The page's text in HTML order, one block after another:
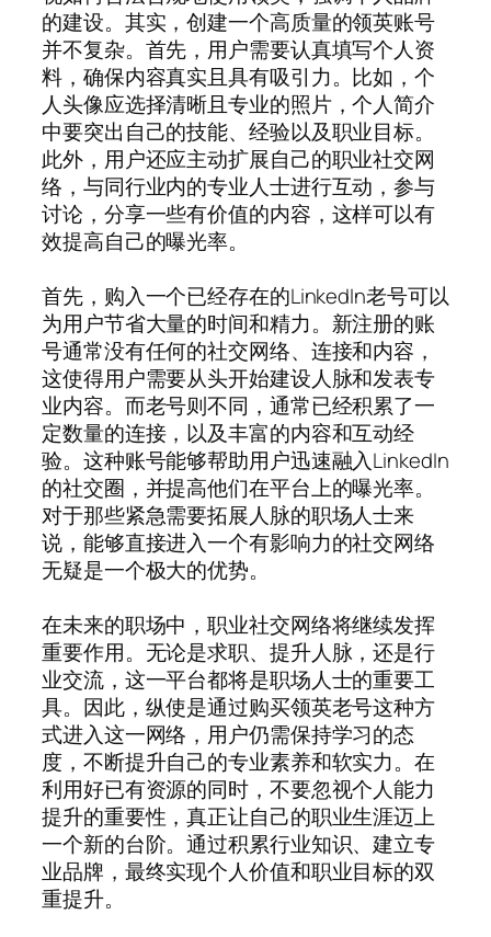
的建设。其实，创建一个高质量的领英账号
并不复杂。首先，用户需要认真填写个人资
料，确保内容真实且具有吸引力。比如，个
人头像应选择清晰且专业的照片，个人简介
中要突出自己的技能、经验以及职业目标。
此外，用户还应主动扩展自己的职业社交网
络，与同行业内的专业人士进行互动，参与
讨论，分享一些有价值的内容，这样可以有
效提高自己的曝光率。
首先，购入一个已经存在的LinkedIn老号可以
为用户节省大量的时间和精力。新注册的账
号通常没有任何的社交网络、连接和内容，
这使得用户需要从头开始建设人脉和发表专
业内容。而老号则不同，通常已经积累了一
定数量的连接，以及丰富的内容和互动经
验。这种账号能够帮助用户迅速融入LinkedIn
的社交圈，并提高他们在平台上的曝光率。
对于那些紧急需要拓展人脉的职场人士来
说，能够直接进入一个有影响力的社交网络
无疑是一个极大的优势。
在未来的职场中，职业社交网络将继续发挥
重要作用。无论是求职、提升人脉，还是行
业交流，这一平台都将是职场人士的重要工
具。因此，纵使是通过购买领英老号这种方
式进入这一网络，用户仍需保持学习的态
度，不断提升自己的专业素养和软实力。在
利用好已有资源的同时，不要忽视个人能力
提升的重要性，真正让自己的职业生涯迈上
一个新的台阶。通过积累行业知识、建立专
业品牌，最终实现个人价值和职业目标的双
重提升。